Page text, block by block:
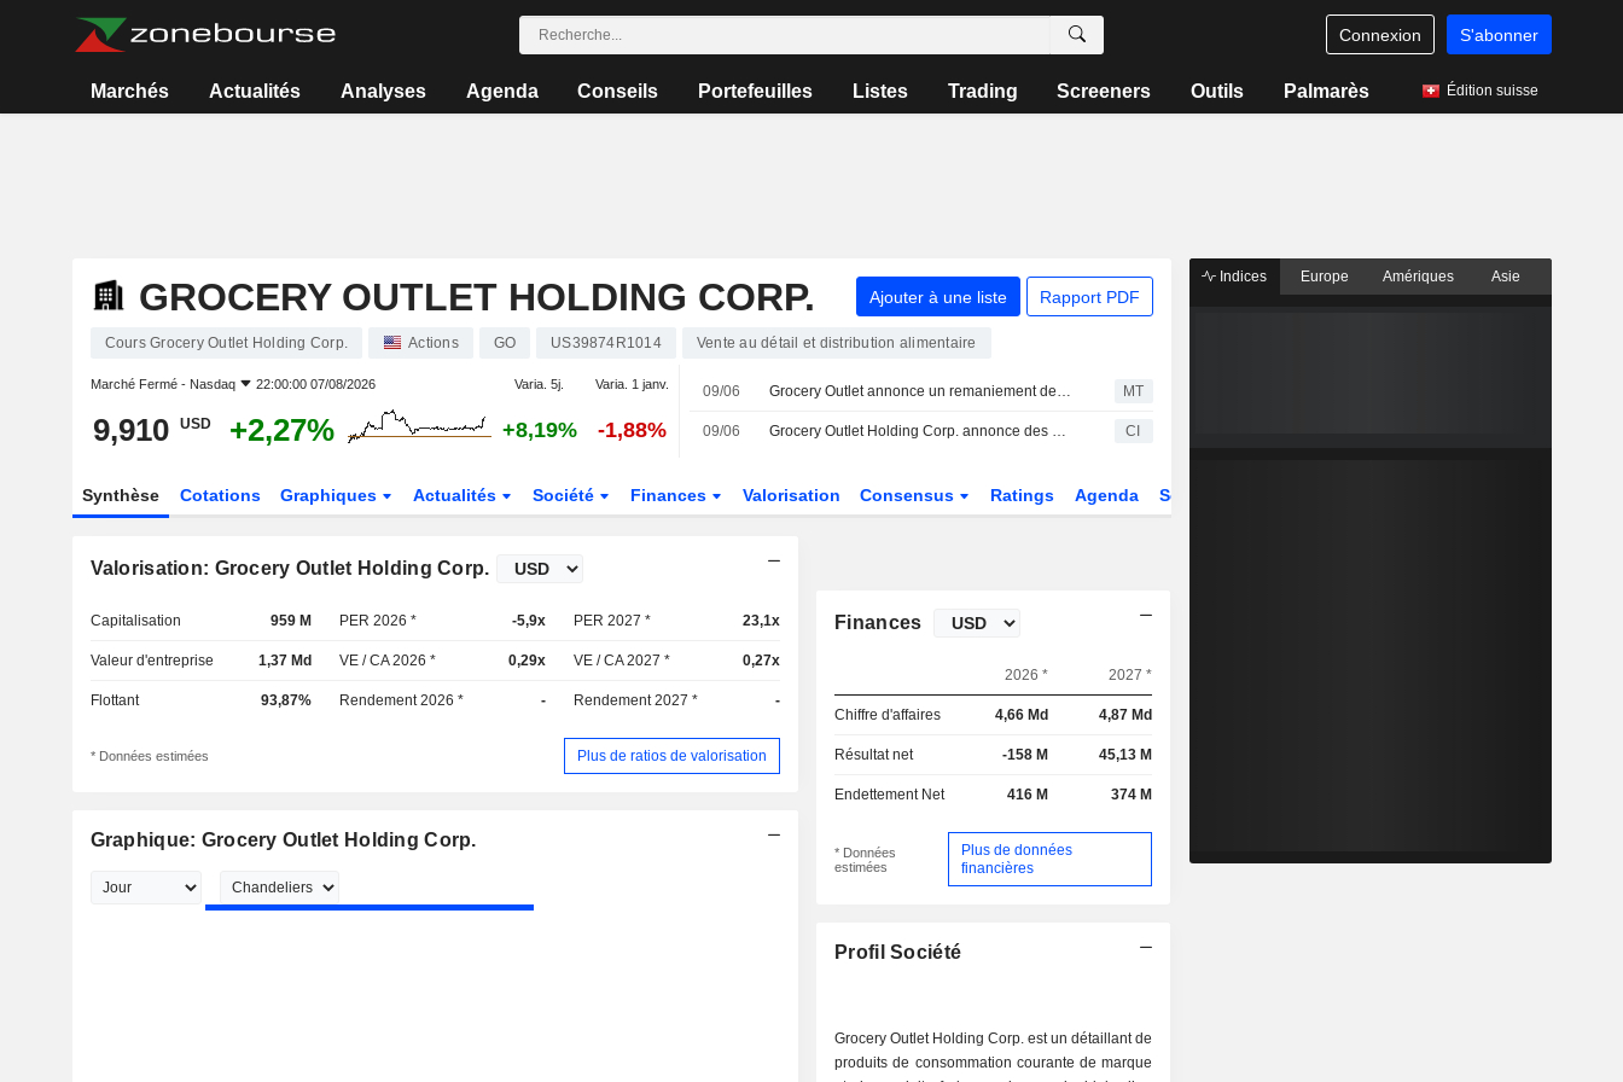
Connexion S'abonner
Marchés Actualités Analyses Agenda Conseils Portefeuilles Listes Trading Screeners Outils Palmarès Édition suisse
GROCERY OUTLET HOLDING CORP. Ajouter à une liste Rapport PDF
Cours Grocery Outlet Holding Corp. Actions GO US39874R1014 Vente au détail et distribution alimentaire
Marché Fermé - Nasdaq 22:00:00 07/08/2026 Varia. 5j. Varia. 1 janv.
9,910 USD +2,27% +8,19% -1,88%
09/06 Grocery Outlet annonce un remaniement de sa direction MT
09/06 Grocery Outlet Holding Corp. annonce des changements au sein de sa direction CI
Synthèse Cotations Graphiques Actualités Société Finances Valorisation Consensus Ratings Agenda Secteur
Valorisation: Grocery Outlet Holding Corp.
Capitalisation 959 M PER 2026 * -5,9x PER 2027 * 23,1x
Valeur d'entreprise 1,37 Md VE / CA 2026 * 0,29x VE / CA 2027 * 0,27x
Flottant 93,87% Rendement 2026 * - Rendement 2027 * -
* Données estimées Plus de ratios de valorisation
Graphique: Grocery Outlet Holding Corp.
Finances
2026 * 2027 *
Chiffre d'affaires 4,66 Md 4,87 Md
Résultat net -158 M 45,13 M
Endettement Net 416 M 374 M
* Données
estimées
Plus de données
financières
Profil Société
Grocery Outlet Holding Corp. est un détaillant de
produits de consommation courante de marque
Indices Europe Amériques Asie